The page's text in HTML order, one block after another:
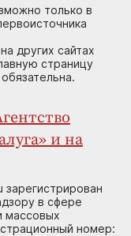
только в
других сайтах
страницу
и на
зарегистрирован
в сфере
массовых
номер: